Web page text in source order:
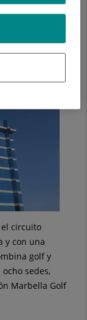
año centro
entre
en la
el circuito
y con una
golf y
sedes,
Marbella Golf